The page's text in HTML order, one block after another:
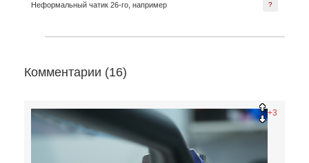
?
Неформальный чатик 26-го, например
Комментарии (16)
+3